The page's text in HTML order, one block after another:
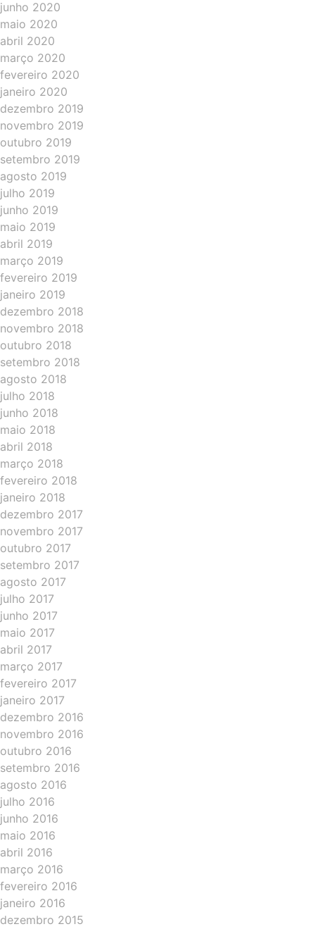
junho 2020
maio 2020
abril 2020
março 2020
fevereiro 2020
janeiro 2020
dezembro 2019
novembro 2019
outubro 2019
setembro 2019
agosto 2019
julho 2019
junho 2019
maio 2019
abril 2019
março 2019
fevereiro 2019
janeiro 2019
dezembro 2018
novembro 2018
outubro 2018
setembro 2018
agosto 2018
julho 2018
junho 2018
maio 2018
abril 2018
março 2018
fevereiro 2018
janeiro 2018
dezembro 2017
novembro 2017
outubro 2017
setembro 2017
agosto 2017
julho 2017
junho 2017
maio 2017
abril 2017
março 2017
fevereiro 2017
janeiro 2017
dezembro 2016
novembro 2016
outubro 2016
setembro 2016
agosto 2016
julho 2016
junho 2016
maio 2016
abril 2016
março 2016
fevereiro 2016
janeiro 2016
dezembro 2015